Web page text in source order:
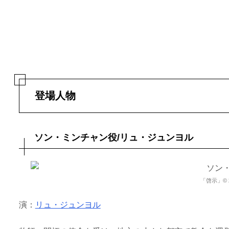
登場人物
ソン・ミンチャン役/リュ・ジュンヨル
「啓示」©
演： リュ・ジュンヨル